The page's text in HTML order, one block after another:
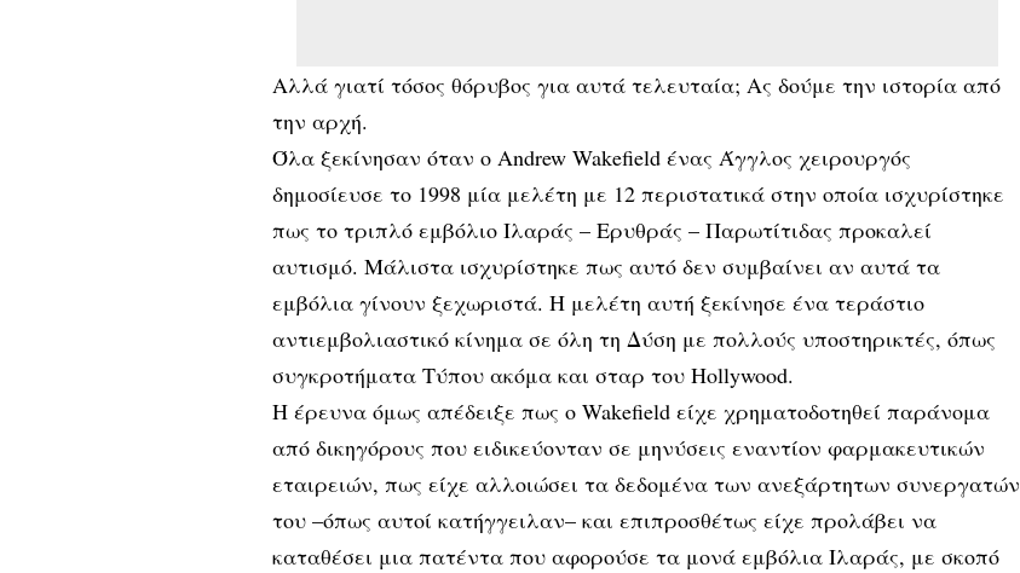
Αλλά γιατί τόσος θόρυβος για αυτά τελευταία; Ας δούμε την ιστορία από
την αρχή.
Όλα ξεκίνησαν όταν ο Andrew Wakefield ένας Άγγλος χειρουργός
δημοσίευσε το 1998 μία μελέτη με 12 περιστατικά στην οποία ισχυρίστηκε
πως το τριπλό εμβόλιο Ιλαράς – Ερυθράς – Παρωτίτιδας προκαλεί
αυτισμό. Μάλιστα ισχυρίστηκε πως αυτό δεν συμβαίνει αν αυτά τα
εμβόλια γίνουν ξεχωριστά. Η μελέτη αυτή ξεκίνησε ένα τεράστιο
αντιεμβολιαστικό κίνημα σε όλη τη Δύση με πολλούς υποστηρικτές, όπως
συγκροτήματα Τύπου ακόμα και σταρ του Hollywood.
H έρευνα όμως απέδειξε πως ο Wakefield είχε χρηματοδοτηθεί παράνομα
από δικηγόρους που ειδικεύονταν σε μηνύσεις εναντίον φαρμακευτικών
εταιρειών, πως είχε αλλοιώσει τα δεδομένα των ανεξάρτητων συνεργατών
του –όπως αυτοί κατήγγειλαν– και επιπροσθέτως είχε προλάβει να
καταθέσει μια πατέντα που αφορούσε τα μονά εμβόλια Ιλαράς, με σκοπό